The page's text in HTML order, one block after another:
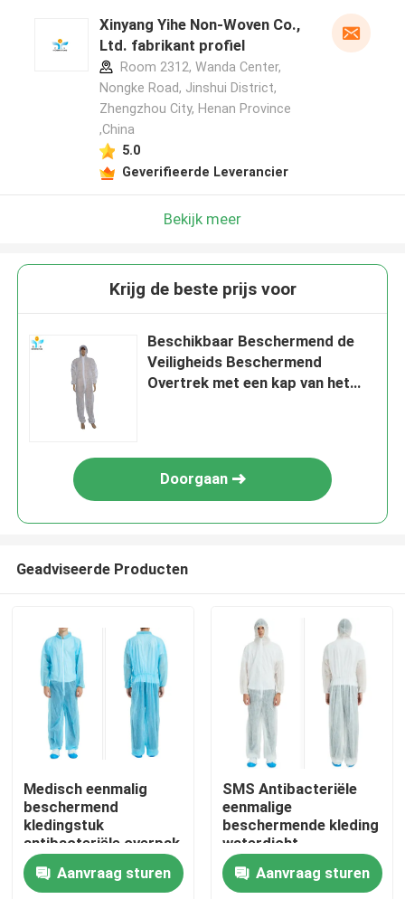
Huis
Producten
Ongeveer ons
Xinyang Yihe Non-Woven Co.,
Ltd. fabrikant profiel
Room 2312, Wanda Center,
Nongke Road, Jinshui District,
Zhengzhou City, Henan Province
,China
5.0
Geverifieerde Leverancier
Bekijk meer
Krijg de beste prijs voor
Beschikbaar Beschermend de
Veiligheids Beschermend
Overtrek met een kap van het
Doorgaan
Geadviseerde Producten
Medisch eenmalig
beschermend
kledingstuk
antibacteriële overpak
SMS waterdicht voor
ziekenhuis
Aanvraag sturen
SMS Antibacteriële
eenmalige
beschermende kleding
waterdicht
beschermend
overhemd kleding voor
Aanvraag sturen